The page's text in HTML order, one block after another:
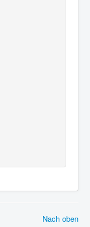
Nach oben